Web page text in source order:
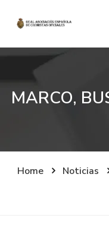
MARCO,
Home Noticias